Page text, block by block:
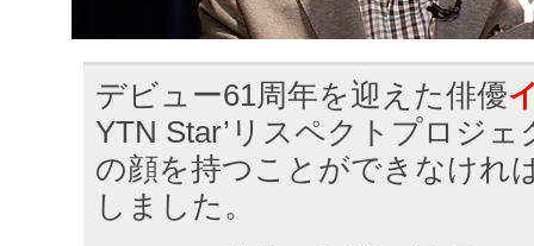
デビュー61周年を迎えた俳優
YTN Star’リスペクトプロジェ
の顔を持つことができなけれ
しました。